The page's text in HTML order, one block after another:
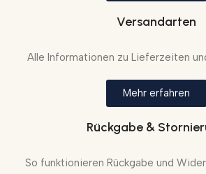
Versandarten
Alle Informationen zu Lieferzeiten
Mehr erfahren
Rückgabe &
So funktionieren Rückgabe und